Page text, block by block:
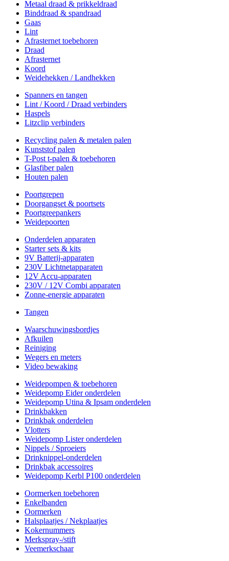
Metaal draad & prikkeldraad
Binddraad & spandraad
Gaas
Lint
Afrasternet toebehoren
Draad
Afrasternet
Koord
Weidehekken / Landhekken
Spanners en tangen
Lint / Koord / Draad verbinders
Haspels
Litzclip verbinders
Recycling palen & metalen palen
Kunststof palen
T-Post t-palen & toebehoren
Glasfiber palen
Houten palen
Poortgrepen
Doorgangset & poortsets
Poortgreepankers
Weidepoorten
Onderdelen apparaten
Starter sets & kits
9V Batterij-apparaten
230V Lichtnetapparaten
12V Accu-apparaten
230V / 12V Combi apparaten
Zonne-energie apparaten
Tangen
Waarschuwingsbordjes
Afkuilen
Reiniging
Wegers en meters
Video bewaking
Weidepompen & toebehoren
Weidepomp Eider onderdelen
Weidepomp Utina & Ipsam onderdelen
Drinkbakken
Drinkbak onderdelen
Vlotters
Weidepomp Lister onderdelen
Nippels / Sproeiers
Drinknippel-onderdelen
Drinkbak accessoires
Weidepomp Kerbl P100 onderdelen
Oormerken toebehoren
Enkelbanden
Oormerken
Halsplaatjes / Nekplaatjes
Kokernummers
Merkspray-/stift
Veemerkschaar